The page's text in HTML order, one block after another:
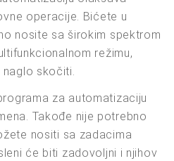
operacije. Bićete u
nosite sa širokim spektrom
režimu,
skočiti.
za automatizaciju
Takođe nije potrebno
nositi sa zadacima
će biti zadovoljni i njihov